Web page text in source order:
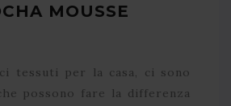
MOUSSE
tessuti per la casa, ci sono
possono fare la differenza